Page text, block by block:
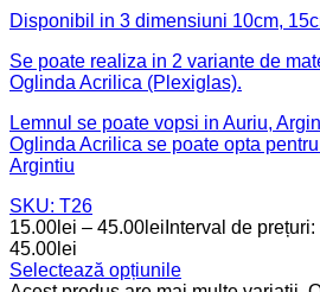
Disponibil in 3 dimensiuni 10cm,
Se poate realiza in 2 variante de
Oglinda Acrilica (Plexiglas).
Lemnul se poate vopsi in Auriu,
Oglinda Acrilica se poate opta
Argintiu
SKU: T26
15.00 lei – 45.00 lei Interval de
45.00lei
Selectează opțiunile